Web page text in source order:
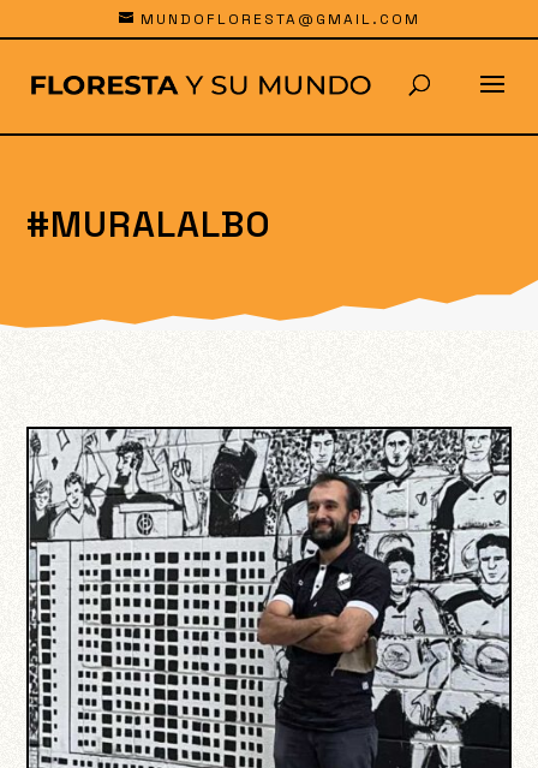
MUNDOFLORESTA@GMAIL.COM
#MURALALBO